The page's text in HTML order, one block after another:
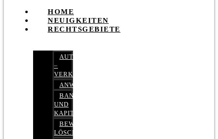
HOME
NEUIGKEITEN
RECHTSGEBIETE
AUTOBETRUG
–
VERKEHRSRECHT
ANWALTSHAFTUNGSRECHT
BANK-
UND
KAPITALMARKTRECHT
BEWERTUNGEN
LÖSCHEN